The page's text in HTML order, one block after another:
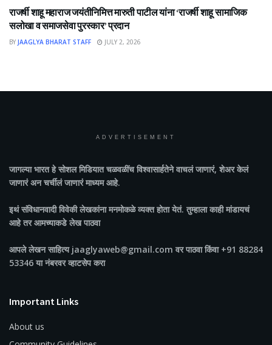
राजर्षी शाहू महाराज जयंतीनिमित्त मारुती पाटील यांना ‘राजर्षी शाहू सामाजिक
सलोखा व समाजसेवा पुरस्कार’ प्रदान
BY JAAGLYA BHARAT STAFF JULY 2, 2026
ADVERTISEMENT
जागल्या भारतहे सोशल मिडियात चळवळींच विश्वासार्हतेने वाचलं जाणारं, शेअर केलं
जाणारं अन चर्चीलं जाणारं माध्यम आहे.
इथं संविधानवादी विवेकी लेखकांना मनमोकळे व्यक्त होता येतं. तुम्हाला काही मांडायचं
आहे तर आमच्याकडे लेख पाठवा
आपले लेखन साहित्य jaaglyaweb@gmail.com वर पाठवा किंवा +91 88284
53346 या नंबरवर व्हाटसेप करा
Important Links
About us